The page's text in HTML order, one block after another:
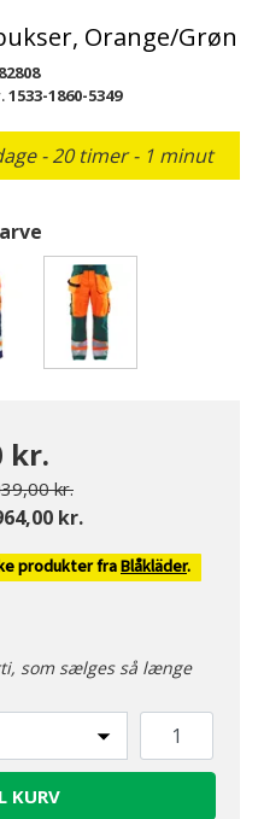
Orange/Grøn
82808
1533-1860-5349
- 20 timer - 1 minut
kr.
nedsat fra
kr.til
kr.
produkter fraBlåkläder.
som sælges så længe
KURV